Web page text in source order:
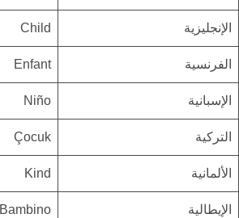
الإنجليزية Child
الفرنسية Enfant
الإسبانية Niño
التركية Çocuk
الألمانية Kind
الإيطالية Bambino